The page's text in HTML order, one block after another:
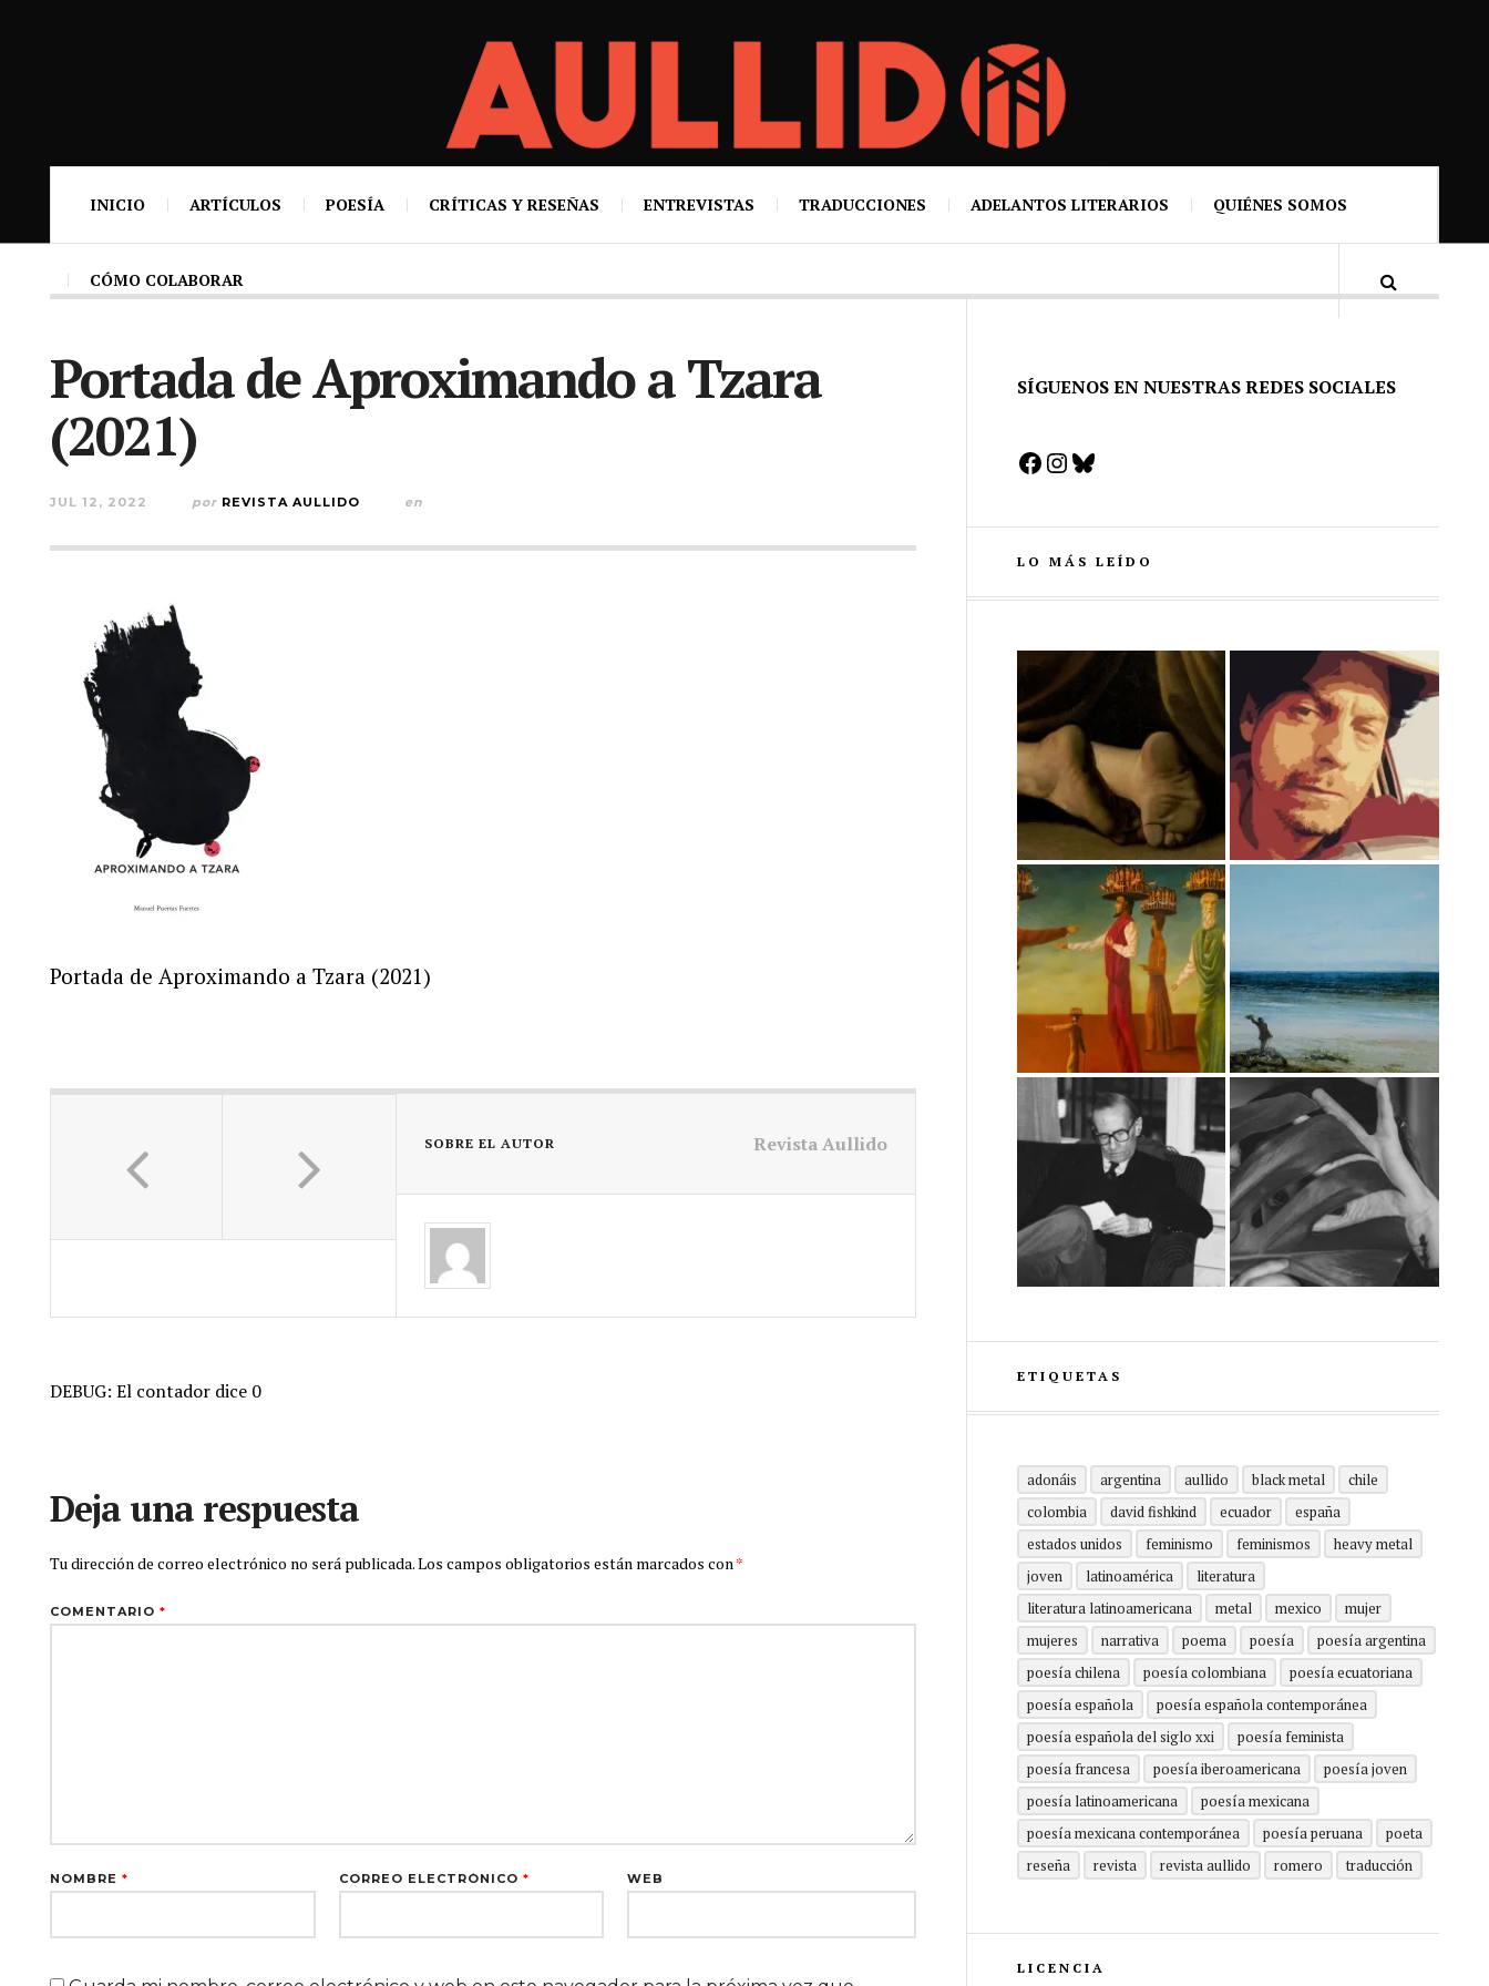
INICIO ARTÍCULOS POESÍA CRÍTICAS Y RESEÑAS ENTREVISTAS TRADUCCIONES ADELANTOS LITERARIOS QUIÉNES SOMOS
CÓMO COLABORAR
Portada de Aproximando a Tzara
(2021)
JUL 12, 2022 por REVISTA AULLIDO en
Portada de Aproximando a Tzara (2021)
SOBRE EL AUTOR Revista Aullido
DEBUG: El contador dice 0
Deja una respuesta
Tu dirección de correo electrónico no será publicada.Los campos obligatorios están marcados con*
COMENTARIO *
NOMBRE * CORREO ELECTRÓNICO * WEB
SÍGUENOS EN NUESTRAS REDES SOCIALES
Facebook
Instagram
Bluesky
LO MÁS LEÍDO
ETIQUETAS
adonáis argentina aullido black metal
chile
colombia
david fishkind ecuador
españa
estados unidos
feminismo feminismos
heavy metal
joven
latinoamérica
literatura
literatura latinoamericana
metal mexico
mujer
mujeres
narrativa poema poesía
poesía argentina
poesía chilena
poesía colombiana
poesía ecuatoriana
poesía española
poesía española contemporánea
poesía española del siglo xxi
poesía feminista
poesía francesa
poesía iberoamericana
poesía joven
poesía latinoamericana
poesía mexicana
poesía mexicana contemporánea
poesía peruana
poeta
reseña
revista revista aullido romero traducción
LICENCIA